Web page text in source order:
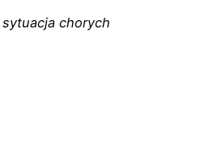
sytuacja chorych